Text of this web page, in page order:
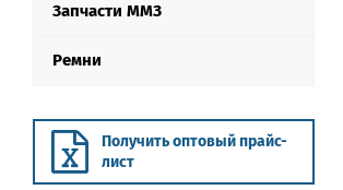
Запчасти ММЗ
Ремни
Получить оптовый прайс-
лист